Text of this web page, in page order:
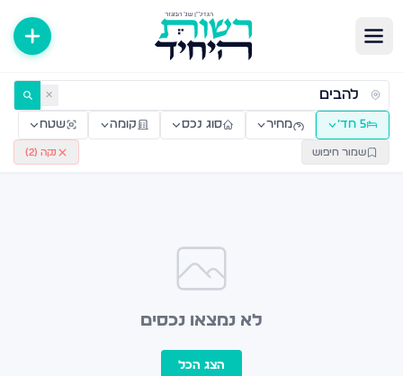
דירות למכירה ולהשכרה — רשות היחיד ✕
5 חד׳ מחיר סוג נכס קומה שטח
שמור חיפוש נקה (2
)
לא נמצאו נכסים
הצג הכל